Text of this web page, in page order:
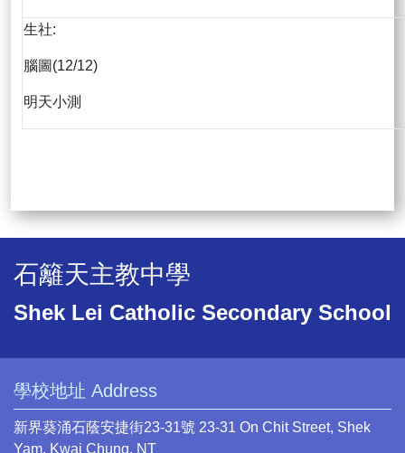
生社:
腦圖(12/12)
明天小測
石籬天主教中學
Shek Lei Catholic Secondary School
學校地址 Address
新界葵涌石蔭安捷街23-31號 23-31 On Chit Street, Shek
Yam, Kwai Chung, NT